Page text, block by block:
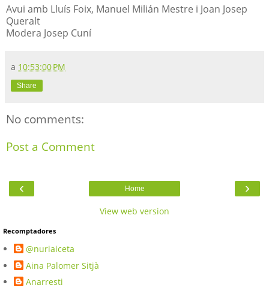
Avui amb Lluís Foix, Manuel Milián Mestre i Joan Josep
Queralt
Modera Josep Cuní
a 10:53:00 PM
Share
No comments:
Post a Comment
‹ ›
Home
View web version
Recomptadores
@nuriaiceta
Aina Palomer Sitjà
Anarresti